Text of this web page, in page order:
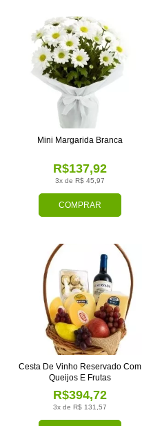
COMPRAR
3x de R$ 45,97
R$137,92
Mini Margarida Branca
3x de R$ 131,57
R$394,72
Cesta De Vinho Reservado Com
Queijos E Frutas